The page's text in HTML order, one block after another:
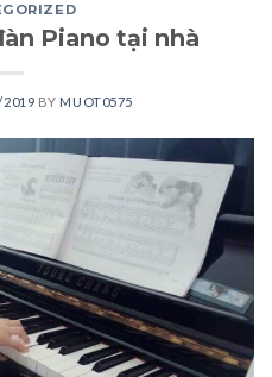
Piano tại nhà
2019 BY MUOT0575